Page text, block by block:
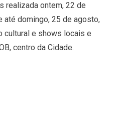
realizada ontem, 22 de
até domingo, 25 de agosto,
cultural e shows locais e
centro da Cidade.